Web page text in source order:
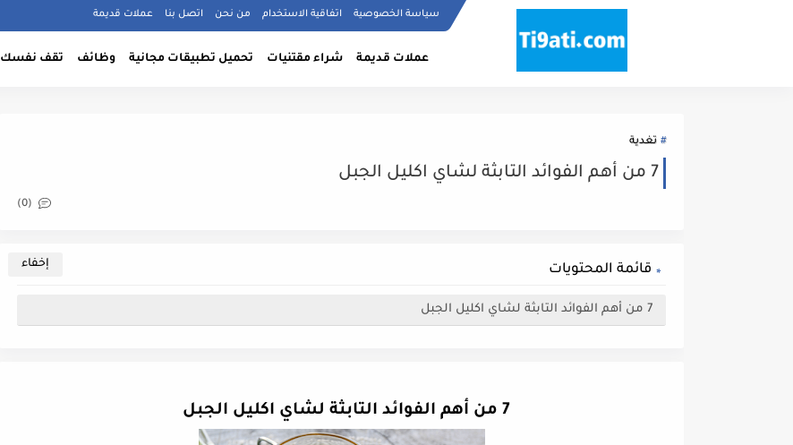
سياسة الخصوصية اتفاقية الاستخدام من نحن اتصل بنا عملات قديمة
عملات قديمة شراء مقتنيات تحميل تطبيقات مجانية وظائف تقف نفسك
تغدية
7 من أهم الفوائد التابثة لشاي اكليل الجبل
(0)
قائمة المحتويات
7 من أهم الفوائد التابثة لشاي اكليل الجبل
7 من أهم الفوائد التابثة لشاي اكليل الجبل